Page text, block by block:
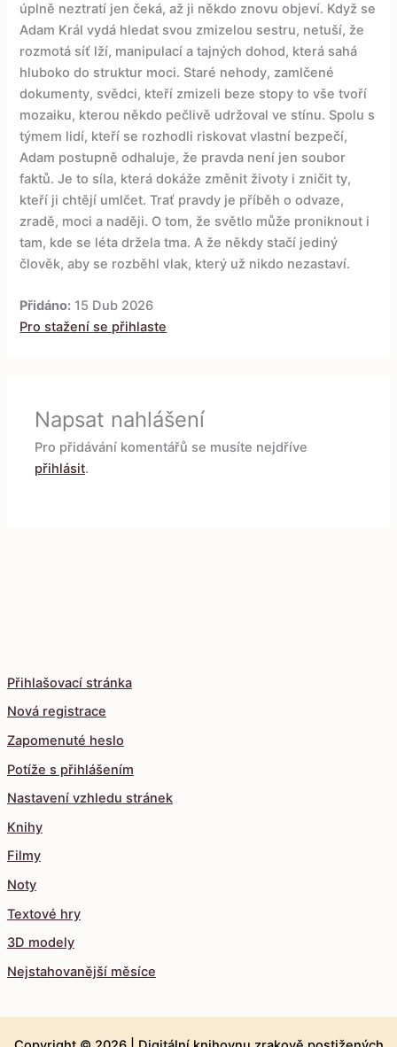
Přihlašovací stránka
Nová registrace
Zapomenuté heslo
Potíže s přihlášením
Nastavení vzhledu stránek
Knihy
Filmy
Noty
Textové hry
3D modely
Nejstahovanější měsíce
úplně neztratí jen čeká, až ji někdo znovu objeví. Když se
Adam Král vydá hledat svou zmizelou sestru, netuší, že
rozmotá síť lží, manipulací a tajných dohod, která sahá
hluboko do struktur moci. Staré nehody, zamlčené
dokumenty, svědci, kteří zmizeli beze stopy to vše tvoří
mozaiku, kterou někdo pečlivě udržoval ve stínu. Spolu s
týmem lidí, kteří se rozhodli riskovat vlastní bezpečí,
Adam postupně odhaluje, že pravda není jen soubor
faktů. Je to síla, která dokáže změnit životy i zničit ty,
kteří ji chtějí umlčet. Trať pravdy je příběh o odvaze,
zradě, moci a naději. O tom, že světlo může proniknout i
tam, kde se léta držela tma. A že někdy stačí jediný
člověk, aby se rozběhl vlak, který už nikdo nezastaví.
Přidáno: 15 Dub 2026
Pro stažení se přihlaste
Napsat nahlášení
Pro přidávání komentářů se musíte nejdříve
přihlásit.